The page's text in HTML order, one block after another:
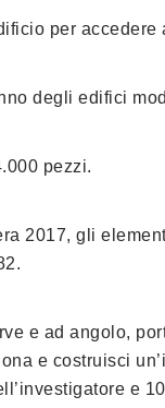
per accedere
degli edifici
pezzi.
2017, gli
e ad angolo,
e costruisci
e